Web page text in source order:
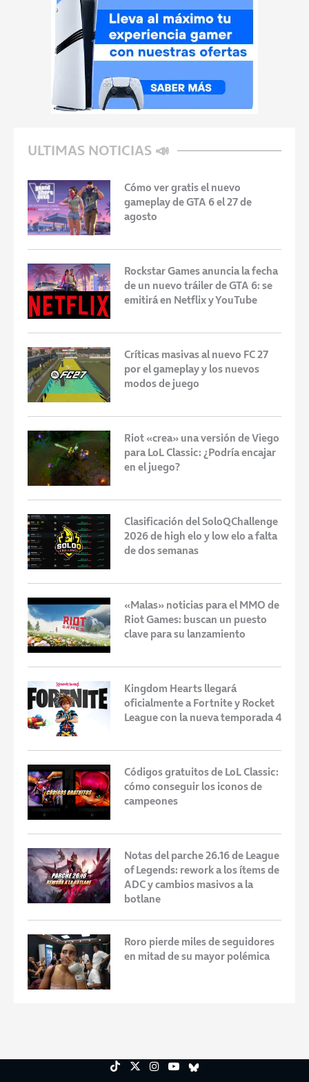
ULTIMAS NOTICIAS 📣
Cómo ver gratis el nuevo
gameplay de GTA 6 el 27 de
agosto
Rockstar Games anuncia la fecha
de un nuevo tráiler de GTA 6: se
emitirá en Netflix y YouTube
Críticas masivas al nuevo FC 27
por el gameplay y los nuevos
modos de juego
Riot «crea» una versión de Viego
para LoL Classic: ¿Podría encajar
en el juego?
Clasificación del SoloQChallenge
2026 de high elo y low elo a falta
de dos semanas
«Malas» noticias para el MMO de
Riot Games: buscan un puesto
clave para su lanzamiento
Kingdom Hearts llegará
oficialmente a Fortnite y Rocket
League con la nueva temporada 4
Códigos gratuitos de LoL Classic:
cómo conseguir los iconos de
campeones
Notas del parche 26.16 de League
of Legends: rework a los ítems de
ADC y cambios masivos a la
botlane
Roro pierde miles de seguidores
en mitad de su mayor polémica